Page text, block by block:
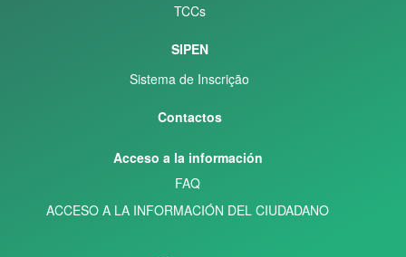
TCCs
SIPEN
Sistema de Inscrição
Contactos
Acceso a la información
FAQ
ACCESO A LA INFORMACIÓN DEL CIUDADANO